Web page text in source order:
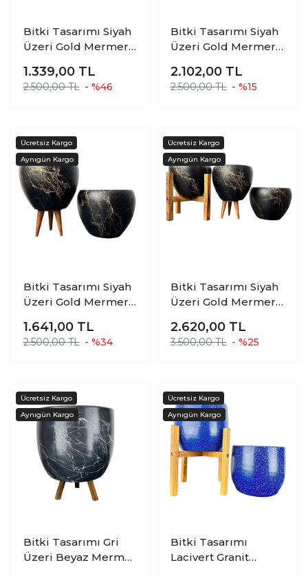
Bitki Tasarımı Siyah
Üzeri Gold Mermer
Saksılık Salon
Çiçeklik 4 Ayaklı - 15
1.339,00 TL
2.500,00 TL - %46
Bitki Tasarımı Siyah
Üzeri Gold Mermer
Saksılık Salon
Çiçeklik İkili Set 3
2.102,00 TL
2.500,00 TL - %15
Bitki Tasarımı Siyah
Üzeri Gold Mermer
Saksılık Salon
Çiçeklik İkili Set
1.641,00 TL
2.500,00 TL - %34
Bitki Tasarımı Siyah
Üzeri Gold Mermer
Saksılık Salon
Çiçeklik Üçlü Set - 15
2.620,00 TL
3.500,00 TL - %25
Bitki Tasarımı Gri
Üzeri Beyaz Mermer
Bitki Tasarımı
Lacivert Granit